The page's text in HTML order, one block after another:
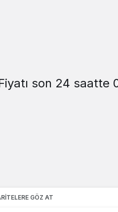
Sistem modunu seçin.
son 24 saatte
GÖZ AT